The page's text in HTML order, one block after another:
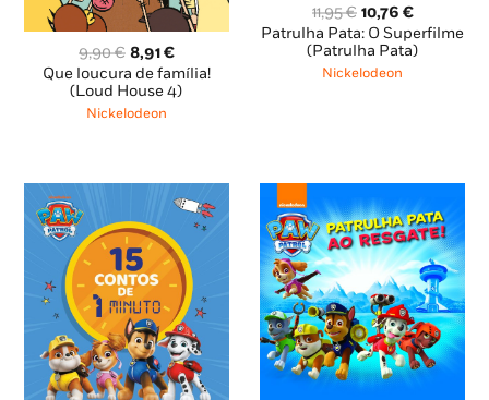
9,90€ O
preço
original
era:
8,91€O
preço
atual
Que loucura de família!
(Loud House 4)
Nickelodeon
11,95€ O
preço
original
era:
10,76 €O
preço
atual
Patrulha Pata: O Superfilme
(Patrulha Pata)
Nickelodeon